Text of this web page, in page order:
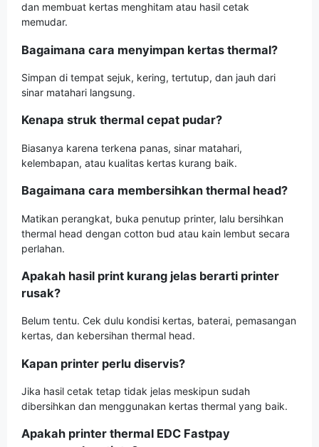
dan membuat kertas menghitam atau hasil cetak
memudar.
Bagaimana cara menyimpan kertas thermal?
Simpan di tempat sejuk, kering, tertutup, dan jauh dari
sinar matahari langsung.
Kenapa struk thermal cepat pudar?
Biasanya karena terkena panas, sinar matahari,
kelembapan, atau kualitas kertas kurang baik.
Bagaimana cara membersihkan thermal head?
Matikan perangkat, buka penutup printer, lalu bersihkan
thermal head dengan cotton bud atau kain lembut secara
perlahan.
Apakah hasil print kurang jelas berarti printer
rusak?
Belum tentu. Cek dulu kondisi kertas, baterai, pemasangan
kertas, dan kebersihan thermal head.
Kapan printer perlu diservis?
Jika hasil cetak tetap tidak jelas meskipun sudah
dibersihkan dan menggunakan kertas thermal yang baik.
Apakah printer thermal EDC Fastpay